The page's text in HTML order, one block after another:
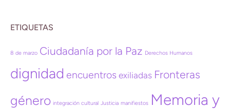
ETIQUETAS
8 de marzo Ciudadanía por la Paz Derechos Humanos
dignidad encuentros exiliadas Fronteras
género integración cultural Justicia manifiestos Memoria y